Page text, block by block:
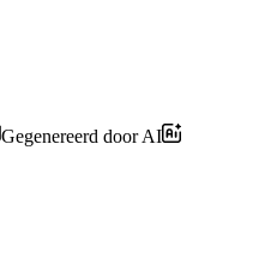
Gegenereerd door AI